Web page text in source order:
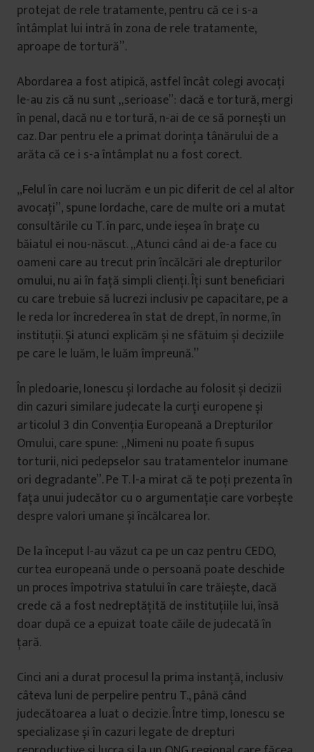
protejat de rele tratamente, pentru că ce i s-a
întâmplat lui intră în zona de rele tratamente,
aproape de tortură”.
Abordarea a fost atipică, astfel încât colegi avocați
le-au zis că nu sunt „serioase”: dacă e tortură, mergi
în penal, dacă nu e tortură, n-ai de ce să pornești un
caz. Dar pentru ele a primat dorința tânărului de a
arăta că ce i s-a întâmplat nu a fost corect.
„Felul în care noi lucrăm e un pic diferit de cel al altor
avocați”, spune Iordache, care de multe ori a mutat
consultările cu T. în parc, unde ieșea în brațe cu
băiatul ei nou-născut. „Atunci când ai de-a face cu
oameni care au trecut prin încălcări ale drepturilor
omului, nu ai în față simpli clienți. Îți sunt beneficiari
cu care trebuie să lucrezi inclusiv pe capacitare, pe a
le reda lor încrederea în stat de drept, în norme, în
instituții. Și atunci explicăm și ne sfătuim și deciziile
pe care le luăm, le luăm împreună.”
În pledoarie, Ionescu și Iordache au folosit și decizii
din cazuri similare judecate la curți europene și
articolul 3 din Convenția Europeană a Drepturilor
Omului, care spune: „Nimeni nu poate fi supus
torturii, nici pedepselor sau tratamentelor inumane
ori degradante”. Pe T. l-a mirat că te poți prezenta în
fața unui judecător cu o argumentație care vorbește
despre valori umane și încălcarea lor.
De la început l-au văzut ca pe un caz pentru CEDO,
curtea europeană unde o persoană poate deschide
un proces împotriva statului în care trăiește, dacă
crede că a fost nedreptățită de instituțiile lui, însă
doar după ce a epuizat toate căile de judecată în
țară.
Cinci ani a durat procesul la prima instanță, inclusiv
câteva luni de perpelire pentru T., până când
judecătoarea a luat o decizie. Între timp, Ionescu se
specializase și în cazuri legate de drepturi